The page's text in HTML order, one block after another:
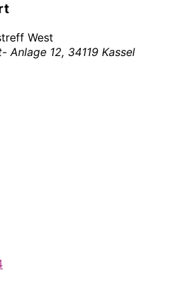
West
Anlage 12, 34119 Kassel